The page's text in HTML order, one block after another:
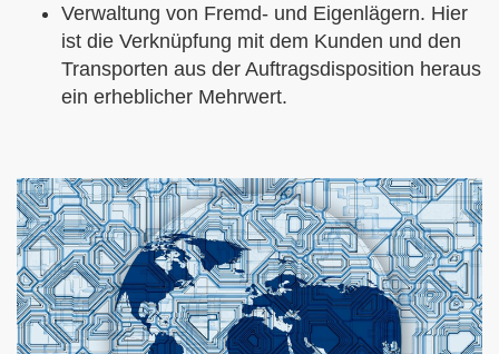
Verwaltung von Fremd- und Eigenlägern. Hier
ist die Verknüpfung mit dem Kunden und den
Transporten aus der Auftragsdisposition heraus
ein erheblicher Mehrwert.